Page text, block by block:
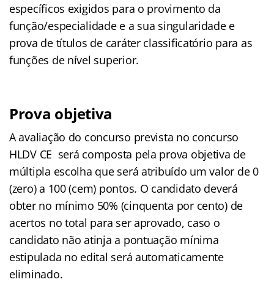
específicos exigidos para o provimento da
função/especialidade e a sua singularidade e
prova de títulos de caráter classificatório para as
funções de nível superior.
Prova objetiva
A avaliação do concurso prevista no concurso
HLDV CE será composta pela prova objetiva de
múltipla escolha que será atribuído um valor de 0
(zero) a 100 (cem) pontos. O candidato deverá
obter no mínimo 50% (cinquenta por cento) de
acertos no total para ser aprovado, caso o
candidato não atinja a pontuação mínima
estipulada no edital será automaticamente
eliminado.